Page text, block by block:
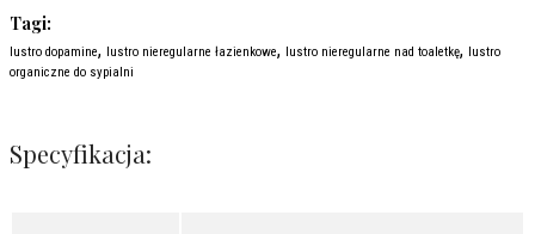
Tagi:
lustro dopamine, lustro nieregularne łazienkowe, lustro nieregularne nad toaletkę, lustro
organiczne do sypialni
Specyfikacja: